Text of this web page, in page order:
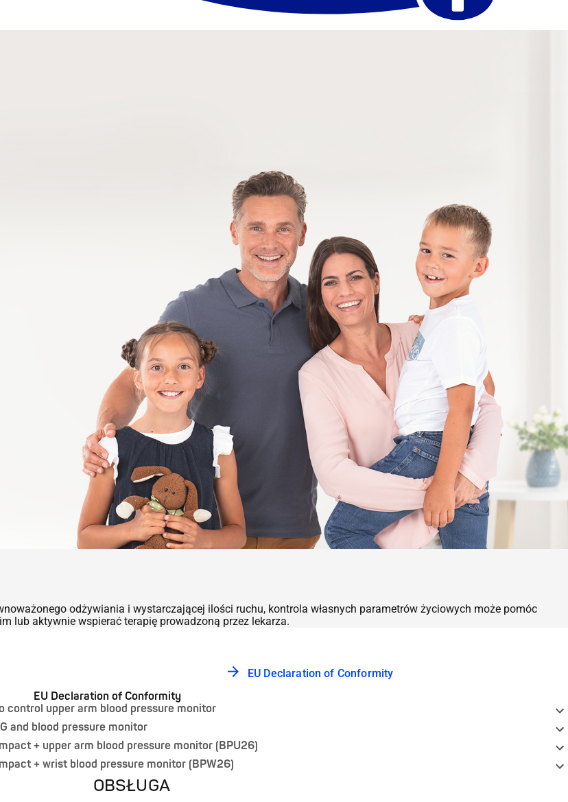
odżywiania i wystarczającej ilości ruchu, kontrola własnych parametrów życiowych może pomóc
lub aktywnie wspierać terapię prowadzoną przez lekarza.
EU Declaration of Conformity
EU Declaration of Conformity
control upper arm blood pressure monitor
and blood pressure monitor
+ upper arm blood pressure monitor (BPU26)
+ wrist blood pressure monitor (BPW26)
OBSŁUGA